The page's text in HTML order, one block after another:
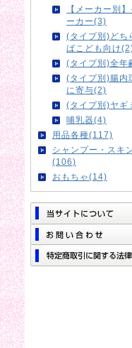
【メーカー別
ーカー(3)
(タイプ別)どち
ばこども向け
(タイプ別)全年
(タイプ別)腸内
に寄与(2)
(タイプ別)ヤギ
哺乳器(4)
用品各種(117)
シャンプー・スキ
(106)
おもちゃ(14)